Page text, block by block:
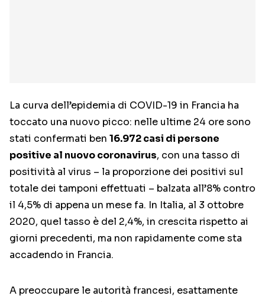
La curva dell’epidemia di COVID-19 in Francia ha
toccato una nuovo picco: nelle ultime 24 ore sono
stati confermati ben 16.972 casi di persone
positive al nuovo coronavirus, con una tasso di
positività al virus – la proporzione dei positivi sul
totale dei tamponi effettuati – balzata all’8% contro
il 4,5% di appena un mese fa. In Italia, al 3 ottobre
2020, quel tasso è del 2,4%, in crescita rispetto ai
giorni precedenti, ma non rapidamente come sta
accadendo in Francia.
A preoccupare le autorità francesi, esattamente